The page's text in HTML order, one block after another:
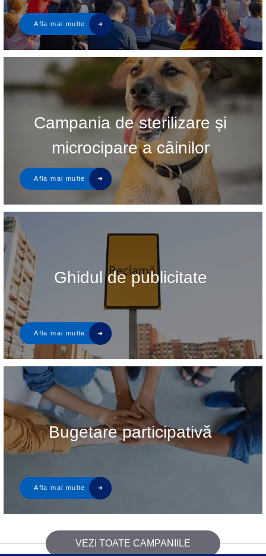
Campania de sterilizare și
microcipare a câinilor
Ghidul de publicitate
Bugetare participativă
VEZI TOATE CAMPANIILE